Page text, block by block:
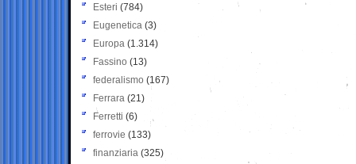
Esteri (784)
Eugenetica (3)
Europa (1.314)
Fassino (13)
federalismo (167)
Ferrara (21)
Ferretti (6)
ferrovie (133)
finanziaria (325)